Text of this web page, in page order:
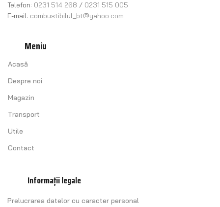
Telefon: 0231 514 268 / 0231 515 005
E-mail: combustibilul_bt@yahoo.com
Meniu
Acasă
Despre noi
Magazin
Transport
Utile
Contact
Informații legale
Prelucrarea datelor cu caracter personal